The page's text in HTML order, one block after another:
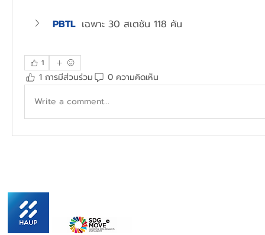
PBTL เฉพาะ 30 สเตชัน 118 คัน
1
1 การมีส่วนร่วม
0 ความคิดเห็น
Write a comment...